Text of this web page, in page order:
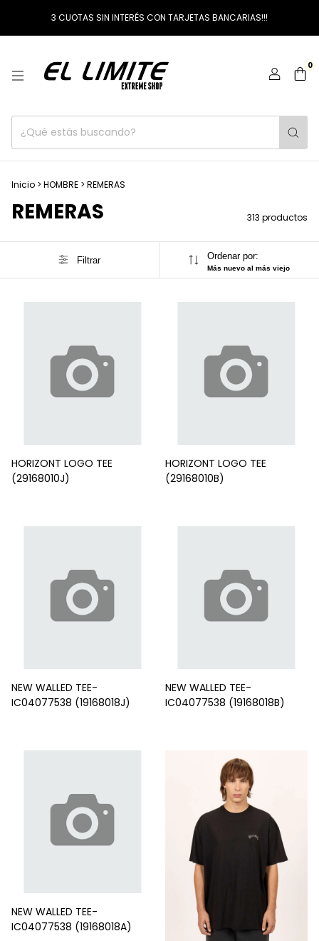
3 CUOTAS SIN INTERÉS CON TARJETAS BANCARIAS!!!
0
Inicio > HOMBRE > REMERAS
REMERAS 313 productos
Filtrar Ordenar por:
Más nuevo al más viejo
HORIZONT LOGO TEE
(29168010J)
HORIZONT LOGO TEE
(29168010B)
NEW WALLED TEE-
IC04077538 (19168018J)
NEW WALLED TEE-
IC04077538 (19168018B)
NEW WALLED TEE-
IC04077538 (19168018A)